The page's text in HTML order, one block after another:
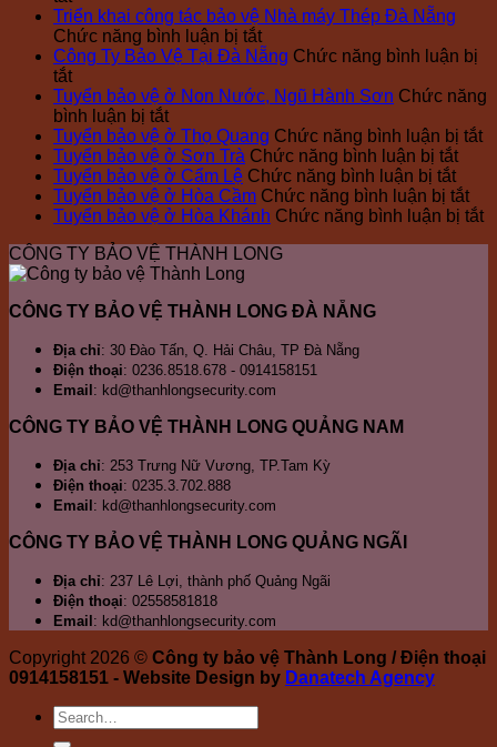
vệ
Khách
Công
Bảo
vệ
Thành
Long
Giới
thiệu
về
Công
ty
bảo
vệ
Thành
Long
Đà
Nẵng,
vị
bảo
chuyên
Triển khai công tác bảo vệ Nhà máy Thép Đà Nẵng
Chức năng bình luận bị tắtở
Triển
công
bảo
vệ
Nhà
máy
Thép
Nẵng
Công Ty Bảo Vệ Tại Đà Nẵng Chức năng bình luận bị
tắtở
Công
Ty
Bảo
Vệ
Tại
Đà
Nẵng
Tuyển bảo vệ ở Non Nước, Ngũ Hành Sơn Chức năng
bình luận bị tắtở
Tuyển
bảo
vệ
ở
Non
Ngũ
Hành
Tuyển bảo vệ ở Thọ Quang Chức năng bình luận bị tắtở
ở
Tuyển bảo vệ ở Sơn Trà Chức năng bình luận bị tắtở
bảo
vệ
Tuyển bảo vệ ở Cẩm Lệ Chức năng bình luận bị tắtở
bảo
Tuyển bảo vệ ở Hòa Cầm Chức năng bình luận bị tắtở
Tuyển bảo vệ ở Hòa Khánh Chức năng bình luận bị tắtở
CÔNG TY BẢO VỆ THÀNH LONG
CÔNG TY BẢO VỆ THÀNH LONG ĐÀ NẴNG
Địa chỉ: 30 Đào Tấn, Q. Hải Châu, TP Đà Nẵng
Điện thoại: 0236.8518.678 - 0914158151
Email: kd@thanhlongsecurity.com
CÔNG TY BẢO VỆ THÀNH LONG QUẢNG NAM
Địa chỉ: 253 Trưng Nữ Vương, TP.Tam Kỳ
Điện thoại: 0235.3.702.888
Email: kd@thanhlongsecurity.com
CÔNG TY BẢO VỆ THÀNH LONG QUẢNG NGÃI
Địa chỉ: 237 Lê Lợi, thành phố Quảng Ngãi
Điện thoại: 02558581818
Email: kd@thanhlongsecurity.com
Copyright 2026 © Công ty bảo vệ Thành Long / Điện thoại
0914158151 - Website Design by Danatech Agency